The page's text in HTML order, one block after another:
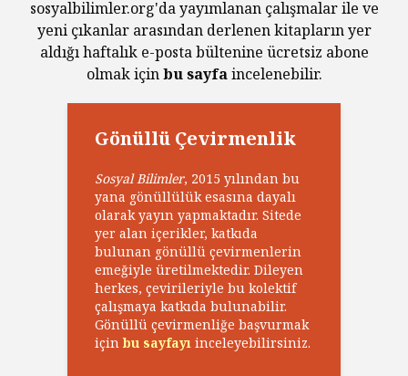
sosyalbilimler.org'da yayımlanan çalışmalar ile ve
yeni çıkanlar arasından derlenen kitapların yer
aldığı haftalık e-posta bültenine ücretsiz abone
olmak içinbu sayfaincelenebilir.
Gönüllü Çevirmenlik
Sosyal Bilimler, 2015 yılından bu
yana gönüllülük esasına dayalı
olarak yayın yapmaktadır. Sitede
yer alan içerikler, katkıda
bulunan gönüllü çevirmenlerin
emeğiyle üretilmektedir. Dileyen
herkes, çevirileriyle bu kolektif
çalışmaya katkıda bulunabilir.
Gönüllü çevirmenliğe başvurmak
içinbu sayfayı inceleyebilirsiniz.